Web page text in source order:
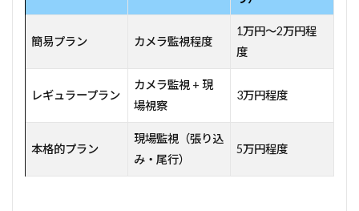
簡易プラン カメラ監視程度
1万円～2万円程
度
レギュラープラン
カメラ監視 + 現
場視察
3万円程度
本格的プラン
現場監視（張り込
み・尾行）
5万円程度